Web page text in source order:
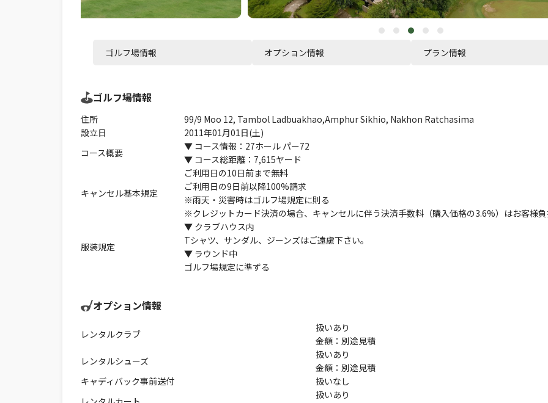
ゴルフ場情報 オプション情報 プラン情報
ゴルフ場情報
住所
99/9 Moo 12, Tambol Ladbuakhao,Amphur Sikhio, Nakhon Ratchasima
設立日
2011年01月01日(土)
コース概要
▼ コース情報：27ホール パー72
▼ コース総距離：7,615ヤード
キャンセル基本規定
ご利用日の10日前まで無料
ご利用日の9日前以降100%請求
※雨天・災害時はゴルフ場規定に則る
※クレジットカード決済の場合、キャンセルに伴う決済手数料（購入価格の3.6%）はお客様
服装規定
▼ クラブハウス内
Tシャツ、サンダル、ジーンズはご遠慮下さい。
▼ ラウンド中
ゴルフ場規定に準ずる
オプション情報
レンタルクラブ
扱いあり
金額：別途見積
レンタルシューズ
扱いあり
金額：別途見積
キャディバック事前送付
扱いなし
扱いあり